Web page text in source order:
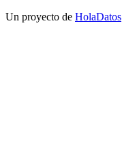
Un proyecto de HolaDatos